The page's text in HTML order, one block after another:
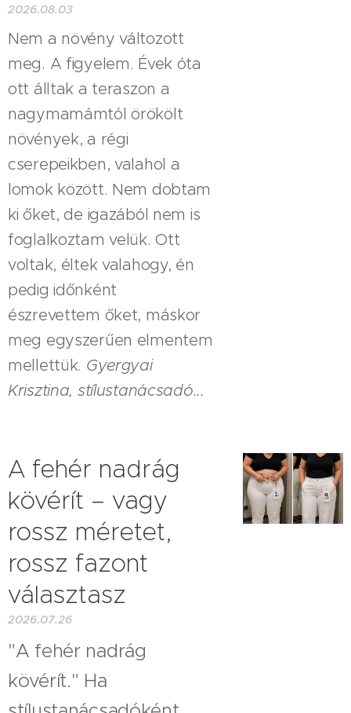
2026.08.03
Nem a növény változott
meg. A figyelem. Évek óta
ott álltak a teraszon a
nagymamámtól örökölt
növények, a régi
cserepeikben, valahol a
lomok között. Nem dobtam
ki őket, de igazából nem is
foglalkoztam velük. Ott
voltak, éltek valahogy, én
pedig időnként
észrevettem őket, máskor
meg egyszerűen elmentem
mellettük. Gyergyai
Krisztina, stílustanácsadó...
A fehér nadrág
kövérít – vagy
rossz méretet,
rossz fazont
választasz
2026.07.26
"A fehér nadrág
kövérít." Ha